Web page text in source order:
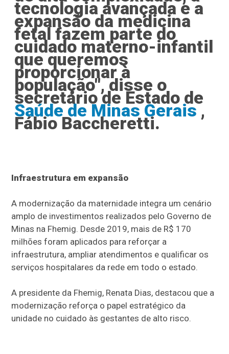
tecnologia avançada e a
expansão da medicina
fetal fazem parte do
cuidado materno-infantil
que queremos
proporcionar à
população", disse o
secretário de Estado de
Saúde de Minas Gerais,
Fábio Baccheretti.
Infraestrutura em expansão
A modernização da maternidade integra um cenário
amplo de investimentos realizados pelo Governo de
Minas na Fhemig. Desde 2019, mais de R$ 170
milhões foram aplicados para reforçar a
infraestrutura, ampliar atendimentos e qualificar os
serviços hospitalares da rede em todo o estado.
A presidente da Fhemig, Renata Dias, destacou que a
modernização reforça o papel estratégico da
unidade no cuidado às gestantes de alto risco.